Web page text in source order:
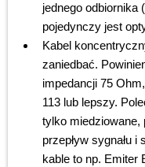
jednego odbiornika
pojedynczy jest
Kabel
zaniedbać.
impedancji 75
113 lub lepszy.
tylko miedziowane,
przepływ sygnału
kable to np. Emiter